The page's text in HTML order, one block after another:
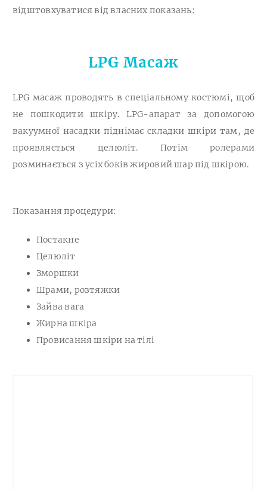
відштовхуватися від власних показань:
LPG Масаж
LPG масаж проводять в спеціальному костюмі, щоб
не пошкодити шкіру. LPG-апарат за допомогою
вакуумної насадки піднімає складки шкіри там, де
проявляється целюліт. Потім ролерами
розминається з усіх боків жировий шар під шкірою.
Показання процедури:
Постакне
Целюліт
Зморшки
Шрами, розтяжки
Зайва вага
Жирна шкіра
Провисання шкіри на тілі